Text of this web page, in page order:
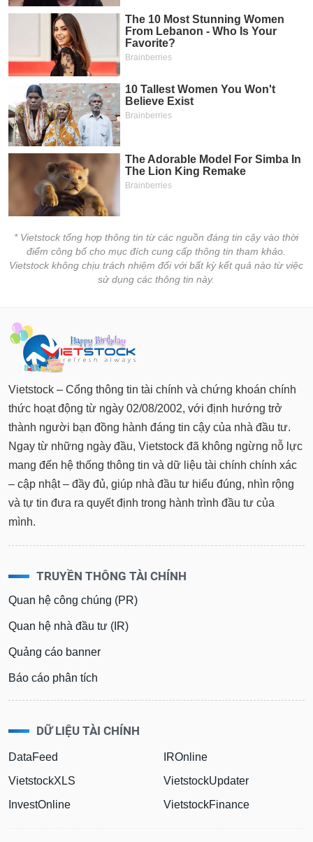
* Vietstock tổng hợp thông tin từ các nguồn đáng tin cậy vào thời
điểm công bố cho mục đích cung cấp thông tin tham khảo.
Vietstock không chịu trách nhiệm đối với bất kỳ kết quả nào từ việc
sử dụng các thông tin này.
Vietstock – Cổng thông tin tài chính và chứng khoán chính
thức hoạt động từ ngày 02/08/2002, với định hướng trở
thành người bạn đồng hành đáng tin cậy của nhà đầu tư.
Ngay từ những ngày đầu, Vietstock đã không ngừng nỗ lực
mang đến hệ thống thông tin và dữ liệu tài chính chính xác
– cập nhật – đầy đủ, giúp nhà đầu tư hiểu đúng, nhìn rộng
và tự tin đưa ra quyết định trong hành trình đầu tư của
mình.
TRUYỀN THÔNG TÀI CHÍNH
Quan hệ công chúng (PR)
Quan hệ nhà đầu tư (IR)
Quảng cáo banner
Báo cáo phân tích
DỮ LIỆU TÀI CHÍNH
DataFeed
VietstockXLS
InvestOnline
IROnline
VietstockUpdater
VietstockFinance